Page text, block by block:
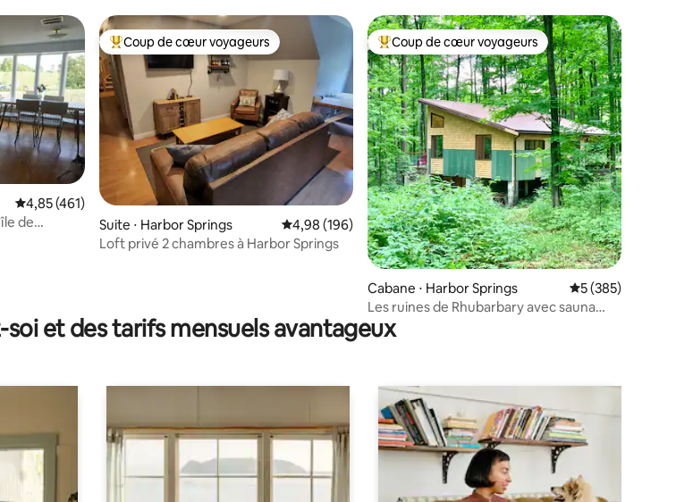
: 4,97 sur 5
Évaluation moyenne sur la base de 461 commentaires : 4,85 sur 5
4,85 (461)
de
Coups de cœur voyageurs les plus appréciés
Coup de cœur voyageurs
Suite ⋅ Harbor Springs Évaluation moyenne sur la base de 196 commentaires : 4,98 sur 5
4,98 (196)
Loft privé 2 chambres à Harbor Springs
Coups de cœur voyageurs les plus appréciés
Coup de cœur voyageurs
Cabane ⋅ Harbor Springs Évaluation
5 (385)
Les ruines de Rhubarbary avec sauna
extérieur
et des tarifs mensuels avantageux